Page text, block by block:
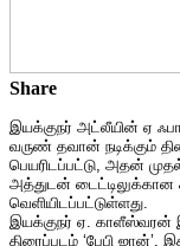
Share
இயக்குநர் அட்லீயின் ஏ
வருண் தவான் நடிக்கும்
பெயரிடப்பட்டு, அதன் முதல்
அத்துடன் டைட்டிலுக்கான
வெளியிடப்பட்டுள்ளது.
இயக்குநர் ஏ. காளீஸ்வரன்
திரைப்படம் ‘பேபி ஜான்’.